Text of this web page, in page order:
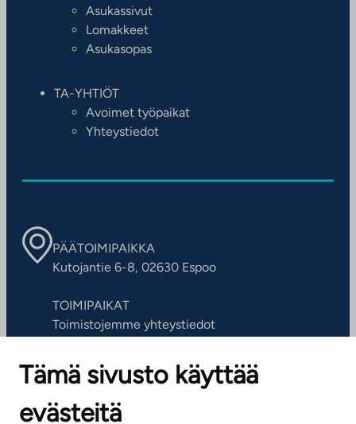
Tämä sivusto käyttää
evästeitä
Asukassivut
Lomakkeet
Asukasopas
TA-YHTIÖT
Avoimet työpaikat
Yhteystiedot
PÄÄTOIMIPAIKKA
Kutojantie 6-8, 02630 Espoo
TOIMIPAIKAT
Toimistojemme yhteystiedot
ASIAKASPALVELUKESKUS
Puh. 045 7734 3777
(arkisin klo 8-16)